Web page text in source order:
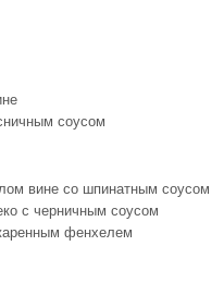
соусом
вине со шпинатным соусом
с черничным соусом
фенхелем